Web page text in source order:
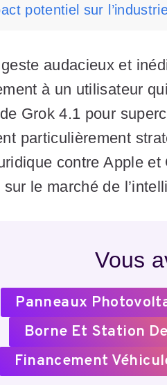
potentiel sur
audacieux et
à un utilisateur
Grok 4.1 pour
particulièrement
contre Apple
le marché de
Vous
Panneaux
Borne Et Station
Financement